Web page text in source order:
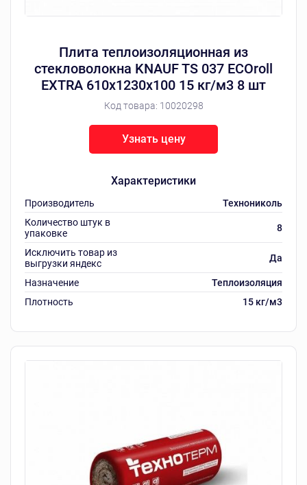
Плита теплоизоляционная из
стекловолокна KNAUF TS 037 ECOroll
EXTRA 610х1230х100 15 кг/м3 8 шт
Код товара: 10020298
Характеристики
Производитель
Технониколь
Количество штук в
упаковке
8
Исключить товар из
выгрузки яндекс
Да
Назначение
Теплоизоляция
Плотность
15 кг/м3
Узнать цену